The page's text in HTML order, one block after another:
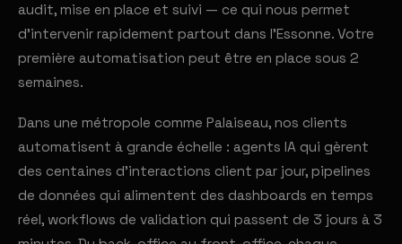
audit, mise en place et suivi — ce qui nous permet
d'intervenir rapidement partout dans l'Essonne. Votre
première automatisation peut être en place sous 2
semaines.
Dans une métropole comme Palaiseau, nos clients
automatisent à grande échelle : agents IA qui gèrent
des centaines d'interactions client par jour, pipelines
de données qui alimentent des dashboards en temps
réel, workflows de validation qui passent de 3 jours à 3